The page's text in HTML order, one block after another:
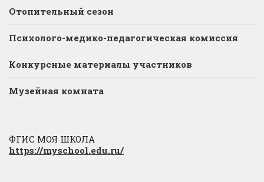
Отопительный сезон
Психолого-медико-педагогическая комиссия
Конкурсные материалы участников
Музейная комната
ФГИС МОЯ ШКОЛА
https://myschool.edu.ru/